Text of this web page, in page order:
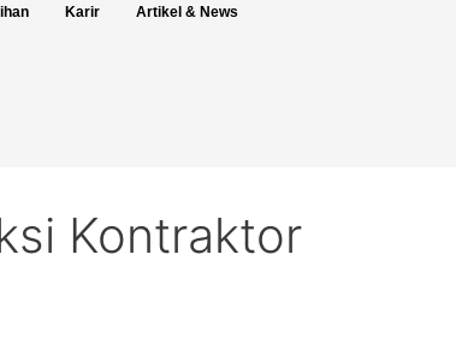
Karir Artikel & News
Kontraktor